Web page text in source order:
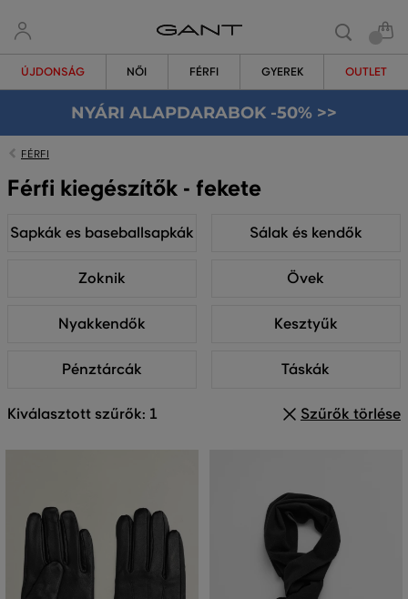
ÚJDONSÁG NŐI FÉRFI GYEREK OUTLET
NYÁRI ALAPDARABOK -50% >>
FÉRFI
Férfi kiegészítők - fekete
Sapkák es baseballsapkák Sálak és kendők
Zoknik Övek
Nyakkendők Kesztyűk
Pénztárcák Táskák
Kiválasztott szűrők: 1 Szűrők törlése